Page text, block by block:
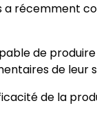
a récemment
de
de leur
de la